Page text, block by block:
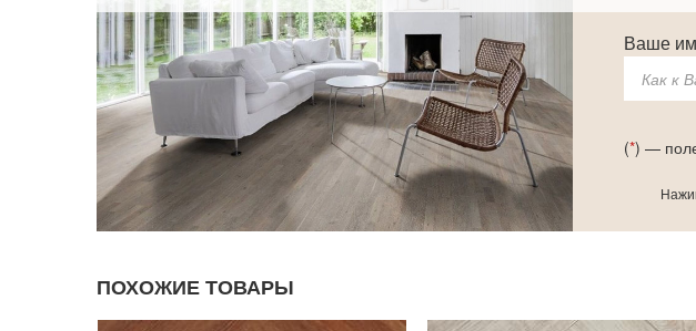
Ваше
(*) —
ПОХОЖИЕ ТОВАРЫ